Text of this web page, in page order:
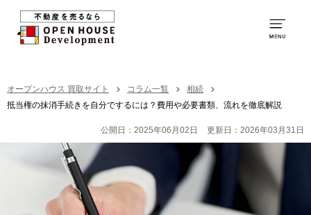
0120-250-094
営業時間：9:00～20:00
買取の特徴
お取引の流れ
オープンハウス 買取サイト コラム一覧
相続
抵当権の抹消手続きを自分でするには？費用や必要書類、流れを徹底解説
公開日：2025年06月02日 更新日：2026年03月31日